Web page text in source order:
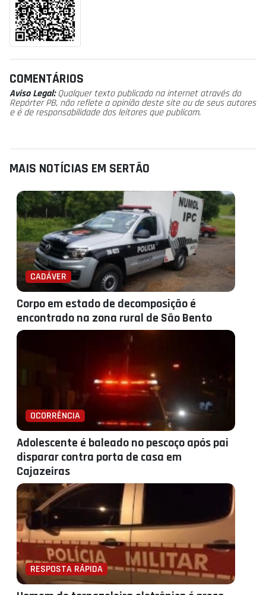
COMENTÁRIOS
Aviso Legal:Qualquer texto publicado na internet através do
Repórter PB, não reflete a opinião deste site ou de seus autores
e é de responsabilidade dos leitores que publicam.
MAIS NOTÍCIAS EM SERTÃO
CADÁVER
Corpo em estado de decomposição é
encontrado na zona rural de São Bento
OCORRÊNCIA
Adolescente é baleado no pescoço após pai
disparar contra porta de casa em
Cajazeiras
RESPOSTA RÁPIDA